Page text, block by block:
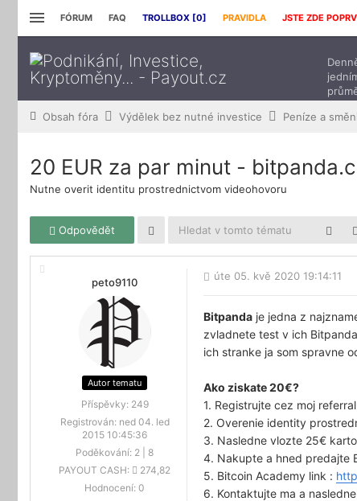
FÓRUM FAQ TROLLBOX [0] PRAVIDLA JSTE ZDE
Obsah fóra Výdělek bez nutné investice
20 EUR za par minut -
Nutne overit identitu prostrednictvom videohovoru
Odpovědět
peto9110
Autor tematu
Příspěvky: 249
Registrován: ned 04. led
2015 10:45:36
Poděkování: 2
8
PAYOUT CASH:
274,82
Hodnocení: 0
úte 05. kvě 2020 19:14:11
Bitpanda je jedna z
zvladnete test v ich
ich stranke ja som spravne
Ako ziskate 20€?
1. Registrujte cez moj
2. Overenie identity
3. Nasledne vlozte 25€
4. Nakupte a hned predajte
5. Bitcoin Academy link :
6. Kontaktujte ma a